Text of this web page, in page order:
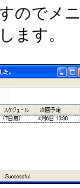
のでメ
ます。